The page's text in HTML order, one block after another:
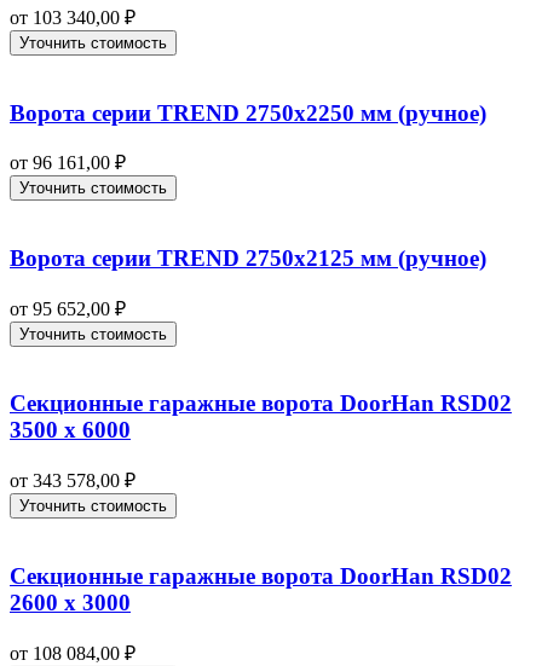
от 103 340,00 ₽
Уточнить стоимость
Ворота серии TREND 2750х2250 мм (ручное)
от 96 161,00 ₽
Уточнить стоимость
Ворота серии TREND 2750х2125 мм (ручное)
от 95 652,00 ₽
Уточнить стоимость
Секционные гаражные ворота DoorHan RSD02
3500 х 6000
от 343 578,00 ₽
Уточнить стоимость
Секционные гаражные ворота DoorHan RSD02
2600 х 3000
от 108 084,00 ₽